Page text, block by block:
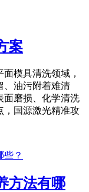
案
模具清洗领域，
、油污附着难清
面磨损、化学清洗
，国源激光精准攻
方法有哪